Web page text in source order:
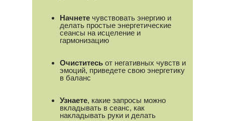
Начнете чувствовать энергию и
делать простые энергетические
сеансы на исцеление и
гармонизацию
Очиститесь от негативных чувств и
эмоций, приведете свою энергетику
в баланс
Узнаете, какие запросы можно
вкладывать в сеанс, как
накладывать руки и делать